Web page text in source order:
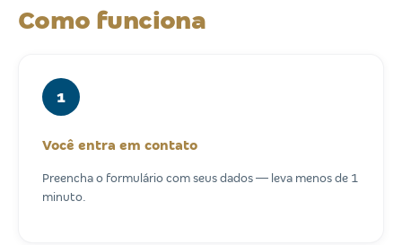
Como funciona
1
Você entra em contato
Preencha o formulário com seus dados — leva menos de 1
minuto.